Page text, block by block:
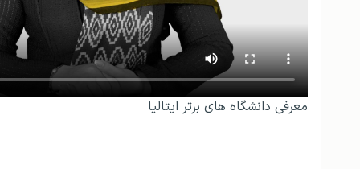
معرفی دانشگاه های برتر ایتالیا